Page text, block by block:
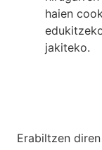
haien
jakiteko.
Erabiltzen